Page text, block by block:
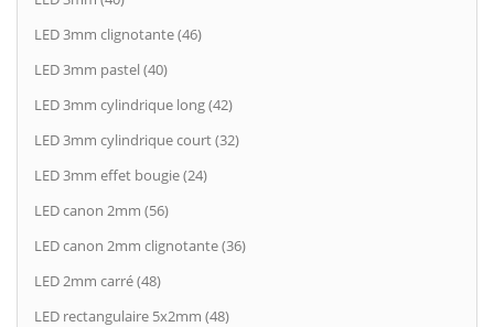
LED 3mm clignotante (46)
LED 3mm pastel (40)
LED 3mm cylindrique long (42)
LED 3mm cylindrique court (32)
LED 3mm effet bougie (24)
LED canon 2mm (56)
LED canon 2mm clignotante (36)
LED 2mm carré (48)
LED rectangulaire 5x2mm (48)